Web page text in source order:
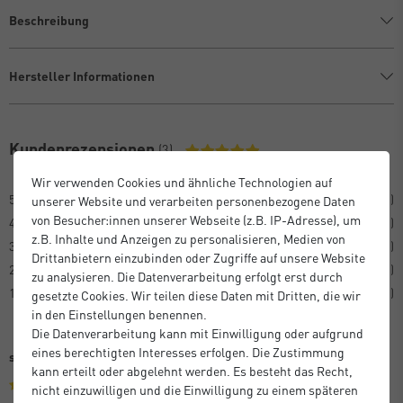
Beschreibung
Hersteller Informationen
Kundenrezensionen(3)
5
4
3
2
1
sehr gute Qualität, zuverlässige Lieferung!
Wir verwenden Cookies und ähnliche Technologien auf
unserer Website und verarbeiten personenbezogene Daten
von Besucher:innen unserer Webseite (z.B. IP-Adresse), um
z.B. Inhalte und Anzeigen zu personalisieren, Medien von
Drittanbietern einzubinden oder Zugriffe auf unsere Website
zu analysieren. Die Datenverarbeitung erfolgt erst durch
gesetzte Cookies. Wir teilen diese Daten mit Dritten, die wir
in den Einstellungen benennen.
Die Datenverarbeitung kann mit Einwilligung oder aufgrund
eines berechtigten Interesses erfolgen. Die Zustimmung
kann erteilt oder abgelehnt werden. Es besteht das Recht,
nicht einzuwilligen und die Einwilligung zu einem späteren